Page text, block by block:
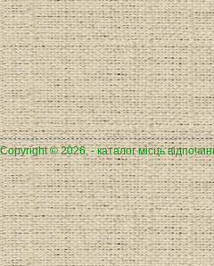
Copyright © 2026, - каталог місць